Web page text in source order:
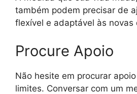
também podem precisar de
flexível e adaptável às novas
Procure Apoio
Não hesite em procurar
limites. Conversar com um